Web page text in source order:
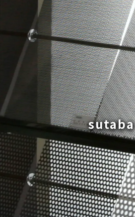
sutaba